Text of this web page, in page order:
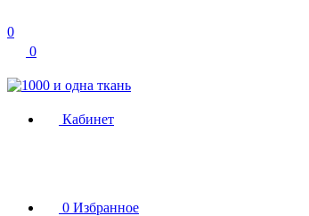
0
0
Кабинет
0 Избранное